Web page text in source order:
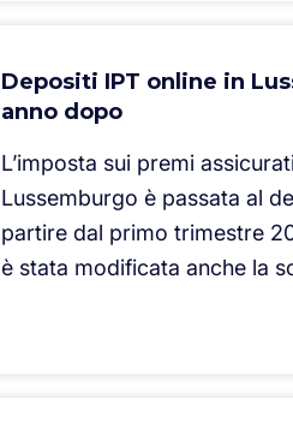
Depositi IPT online in
anno dopo
L’imposta sui premi
Lussemburgo è passata al
partire dal primo trimestre
è stata modificata anche la